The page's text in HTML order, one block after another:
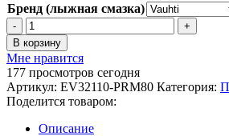
Бренд (лыжная смазка)
Количество
товара
Парафин
жидкий
Vauhti
Pure
Race
Mid
В корзину
Мне нравится
177 просмотров сегодня
Артикул: EV32110-PRM80 Категория:
Поделится товаром:
Описание